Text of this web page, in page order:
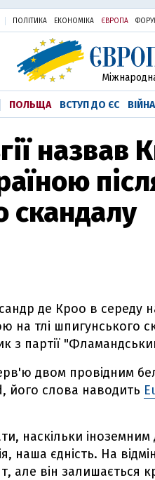
ПОЛІТИКА ЕКОНОМІКА ЄВРОПА
ПОЛЬЩА ВСТУП ДО ЄС
назвав
скандалу
де Кроо в середу
на тлі шпигунського
з партії
двом провідним
його слова наводить
наскільки
наша єдність. На
але він залишається